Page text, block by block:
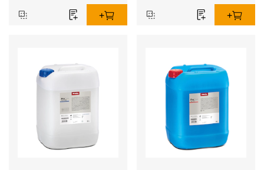
en kleurechte bonte was.